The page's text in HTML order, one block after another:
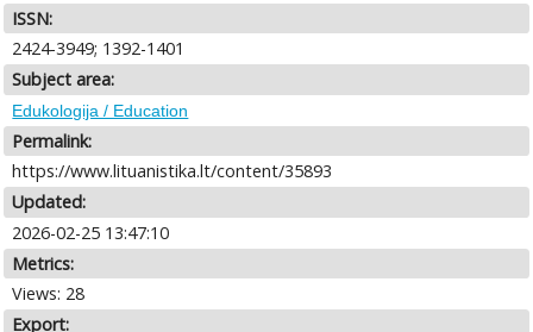
ISSN:
2424-3949; 1392-1401
Subject area:
Edukologija / Education
Permalink:
https://www.lituanistika.lt/content/35893
Updated:
2026-02-25 13:47:10
Metrics:
Views: 28
Export: